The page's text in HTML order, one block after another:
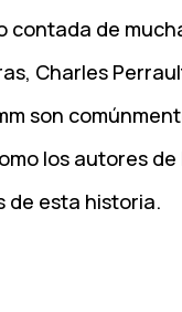
contada de
Charles
son
los autores de
de esta historia.